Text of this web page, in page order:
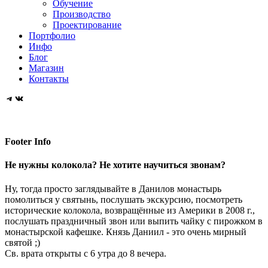
Лавре
Вооруженных
России
монастыря
русского
колокола
Обучение
Производство
Проектирование
Портфолио
Инфо
Блог
Магазин
Контакты
Telegram
VK
Footer Info
Не нужны колокола? Не хотите научиться звонам?
Ну, тогда просто заглядывайте в Данилов монастырь
помолиться у святынь, послушать экскурсию, посмотреть
исторические колокола, возвращённые из Америки в 2008 г.,
послушать праздничный звон или выпить чайку с пирожком в
монастырской кафешке. Князь Даниил - это очень мирный
святой ;)
Св. врата открыты с 6 утра до 8 вечера.